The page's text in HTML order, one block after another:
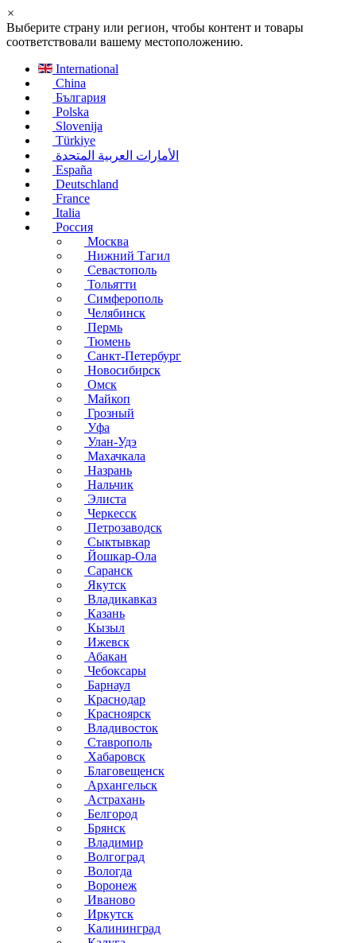
×
Выберите страну или регион, чтобы контент и товары
соответствовали вашему местоположению.
International
China
България
Polska
Slovenija
Türkiye
الأمارات العربية المتحدة
España
Deutschland
France
Italia
Россия
Москва
Нижний Тагил
Севастополь
Тольятти
Симферополь
Челябинск
Пермь
Тюмень
Санкт-Петербург
Новосибирск
Омск
Майкоп
Грозный
Уфа
Улан-Удэ
Махачкала
Назрань
Нальчик
Элиста
Черкесск
Петрозаводск
Сыктывкар
Йошкар-Ола
Саранск
Якутск
Владикавказ
Казань
Кызыл
Ижевск
Абакан
Чебоксары
Барнаул
Краснодар
Красноярск
Владивосток
Ставрополь
Хабаровск
Благовещенск
Архангельск
Астрахань
Белгород
Брянск
Владимир
Волгоград
Вологда
Воронеж
Иваново
Иркутск
Калининград